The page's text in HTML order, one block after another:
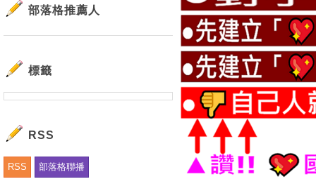
部落格推薦人
標籤
RSS
RSS 部落格聯播